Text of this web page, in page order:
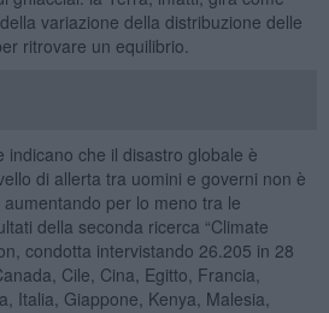
variazione della distribuzione delle
ritrovare un equilibrio.
indicano che il disastro globale è
di allerta tra uomini e governi non è
per lo meno tra le
della seconda ricerca “Climate
condotta intervistando 26.205 in 28
Cile, Cina, Egitto, Francia,
Italia, Giappone, Kenya, Malesia,